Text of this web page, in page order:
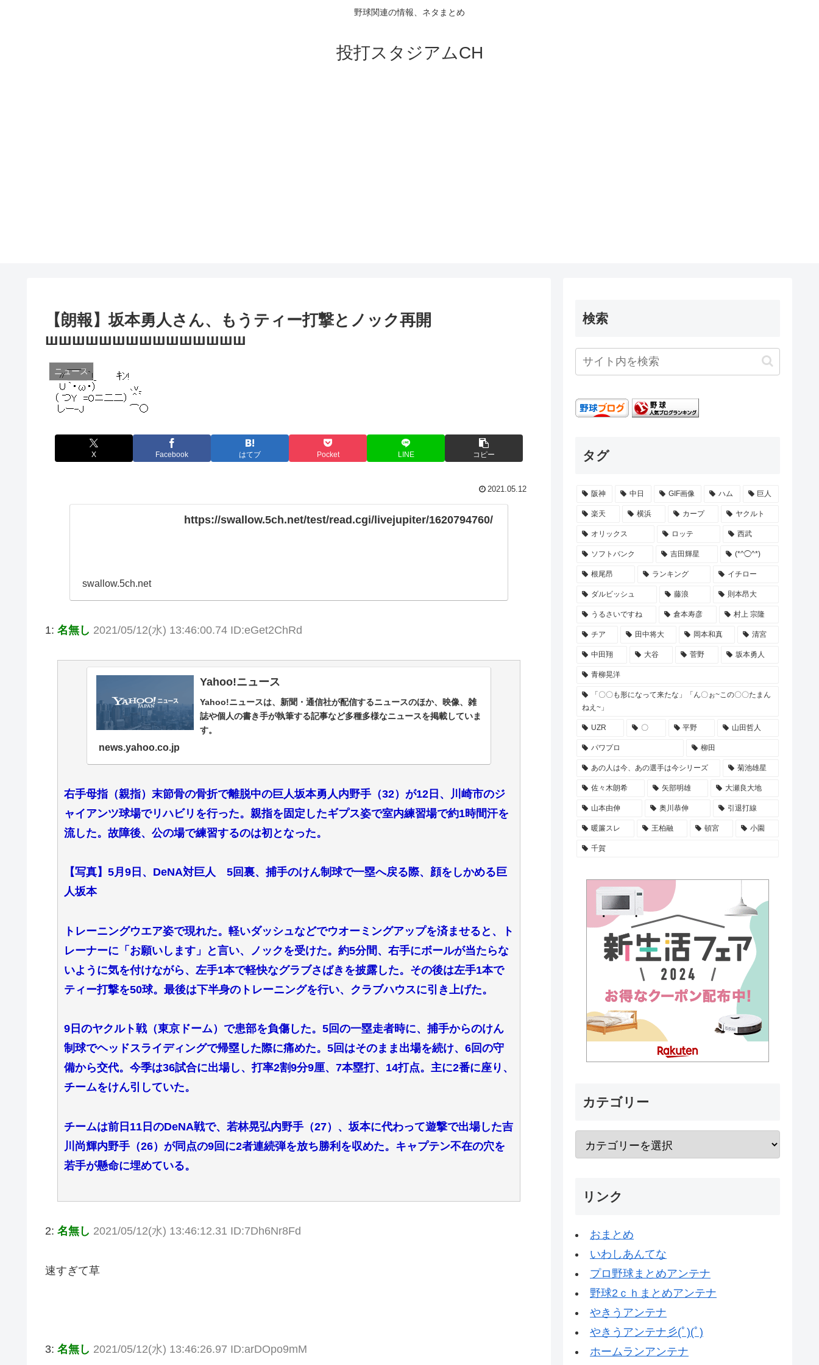
野球関連の情報、ネタまとめ
投打スタジアムCH
【朗報】坂本勇人さん、もうティー打撃とノック再開
шшшшшшшшшшшшшшш
ニュース
X Facebook はてブ Pocket LINE コピー
2021.05.12
https://swallow.5ch.net/test/read.cgi/livejupiter/1620794760/
swallow.5ch.net
1: 名無し 2021/05/12(水) 13:46:00.74 ID:eGet2ChRd
Yahoo!ニュース
Yahoo!ニュースは、新聞・通信社が配信するニュースのほか、映像、雑
誌や個人の書き手が執筆する記事など多種多様なニュースを掲載していま
す。
news.yahoo.co.jp
右手母指（親指）末節骨の骨折で離脱中の巨人坂本勇人内野手（32）が12日、川崎市のジ
ャイアンツ球場でリハビリを行った。親指を固定したギプス姿で室内練習場で約1時間汗を
流した。故障後、公の場で練習するのは初となった。
【写真】5月9日、DeNA対巨人 5回裏、捕手のけん制球で一塁へ戻る際、顔をしかめる巨
人坂本
トレーニングウエア姿で現れた。軽いダッシュなどでウオーミングアップを済ませると、ト
レーナーに「お願いします」と言い、ノックを受けた。約5分間、右手にボールが当たらな
いように気を付けながら、左手1本で軽快なグラブさばきを披露した。その後は左手1本で
ティー打撃を50球。最後は下半身のトレーニングを行い、クラブハウスに引き上げた。
9日のヤクルト戦（東京ドーム）で患部を負傷した。5回の一塁走者時に、捕手からのけん
制球でヘッドスライディングで帰塁した際に痛めた。5回はそのまま出場を続け、6回の守
備から交代。今季は36試合に出場し、打率2割9分9厘、7本塁打、14打点。主に2番に座り、
チームをけん引していた。
チームは前日11日のDeNA戦で、若林晃弘内野手（27）、坂本に代わって遊撃で出場した吉
川尚輝内野手（26）が同点の9回に2者連続弾を放ち勝利を収めた。キャプテン不在の穴を
若手が懸命に埋めている。
2: 名無し 2021/05/12(水) 13:46:12.31 ID:7Dh6Nr8Fd
速すぎて草
3: 名無し 2021/05/12(水) 13:46:26.97 ID:arDOpo9mM
検索
タグ
阪神 中日 GIF画像 ハム 巨人
楽天 横浜 カープ ヤクルト
オリックス ロッテ 西武
ソフトバンク 吉田輝星 (*^◯^*)
根尾昂 ランキング イチロー
ダルビッシュ 藤浪 則本昂大
うるさいですね 倉本寿彦 村上 宗隆
チア 田中将大 岡本和真 清宮
中田翔 大谷 菅野 坂本勇人
青柳晃洋
「〇〇も形になって来たな」「ん〇ぉ~この〇〇たまん
ねえ~」
UZR 〇 平野 山田哲人
パワプロ 柳田
あの人は今、あの選手は今シリーズ 菊池雄星
佐々木朗希 矢部明雄 大瀬良大地
山本由伸 奥川恭伸 引退打線
暖簾スレ 王柏融 頓宮 小園
千賀
カテゴリー
リンク
おまとめ
いわしあんてな
プロ野球まとめアンテナ
野球2ｃｈまとめアンテナ
やきうアンテナ
やきうアンテナ彡(ﾟ)(ﾟ)
ホームランアンテナ